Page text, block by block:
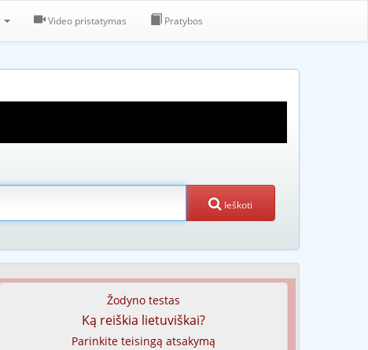
Video pristatymas Pratybos
Ieškoti
Žodyno testas
Ką reiškia lietuviškai?
Parinkite teisingą atsakymą